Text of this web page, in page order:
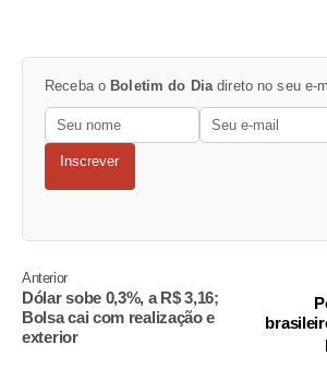
Receba o Boletim do Dia direto no seu e-
Inscrever
Anterior
Dólar sobe 0,3%, a R$ 3,16;
Bolsa cai com realização e
exterior